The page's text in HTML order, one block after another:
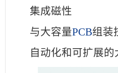
集成磁性
与大容量PCB组装
自动化和可扩展